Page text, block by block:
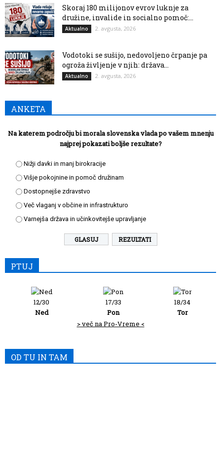
Skoraj 180 milijonov evrov luknje za
družine, invalide in socialno pomoč:...
Aktualno 2. avgusta, 2026
Vodotoki se sušijo, nedovoljeno črpanje pa
ogroža življenje v njih: država...
Aktualno 2. avgusta, 2026
ANKETA
Na katerem področju bi morala slovenska vlada po vašem mnenju
najprej pokazati boljše rezultate?
Nižji davki in manj birokracije
Višje pokojnine in pomoč družinam
Dostopnejše zdravstvo
Več vlaganj v občine in infrastrukturo
Varnejša država in učinkovitejše upravljanje
REZULTATI
PTUJ
12/30
Ned
17/33
Pon
18/34
Tor
> več na Pro-Vreme <
OD TU IN TAM